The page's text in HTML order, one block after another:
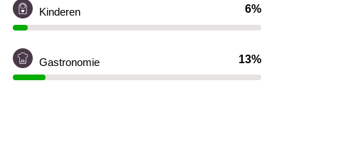
Kinderen 6%
Gastronomie 13%